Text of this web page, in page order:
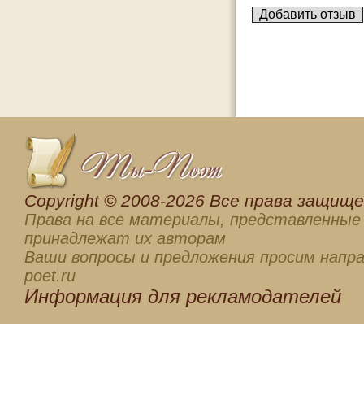
Сopyright © 2008-2026 Все права
Права на все материалы, представленные
принадлежат их авторам
Ваши вопросы и предложения просим
poet.ru
Информация для рекламодателей